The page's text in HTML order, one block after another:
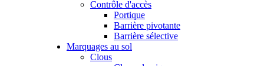
Contrôle d'accès
Portique
Barrière pivotante
Barrière sélective
Marquages au sol
Clous